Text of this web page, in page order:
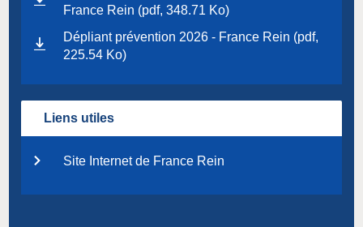
France Rein (pdf, 348.71 Ko)
Dépliant prévention 2026 - France Rein (pdf,
225.54 Ko)
Liens utiles
Site Internet de France Rein